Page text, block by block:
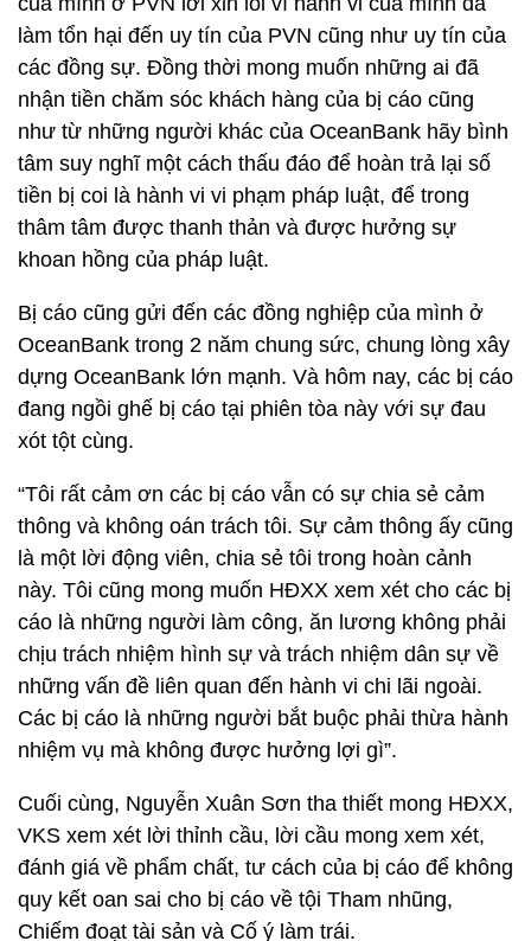
làm tổn hại đến uy tín của PVN cũng như uy tín của
các đồng sự. Đồng thời mong muốn những ai đã
nhận tiền chăm sóc khách hàng của bị cáo cũng
như từ những người khác của OceanBank hãy bình
tâm suy nghĩ một cách thấu đáo để hoàn trả lại số
tiền bị coi là hành vi vi phạm pháp luật, để trong
thâm tâm được thanh thản và được hưởng sự
khoan hồng của pháp luật.
Bị cáo cũng gửi đến các đồng nghiệp của mình ở
OceanBank trong 2 năm chung sức, chung lòng xây
dựng OceanBank lớn mạnh. Và hôm nay, các bị cáo
đang ngồi ghế bị cáo tại phiên tòa này với sự đau
xót tột cùng.
“Tôi rất cảm ơn các bị cáo vẫn có sự chia sẻ cảm
thông và không oán trách tôi. Sự cảm thông ấy cũng
là một lời động viên, chia sẻ tôi trong hoàn cảnh
này. Tôi cũng mong muốn HĐXX xem xét cho các bị
cáo là những người làm công, ăn lương không phải
chịu trách nhiệm hình sự và trách nhiệm dân sự về
những vấn đề liên quan đến hành vi chi lãi ngoài.
Các bị cáo là những người bắt buộc phải thừa hành
nhiệm vụ mà không được hưởng lợi gì”.
Cuối cùng, Nguyễn Xuân Sơn tha thiết mong HĐXX,
VKS xem xét lời thỉnh cầu, lời cầu mong xem xét,
đánh giá về phẩm chất, tư cách của bị cáo để không
quy kết oan sai cho bị cáo về tội Tham nhũng,
Chiếm đoạt tài sản và Cố ý làm trái.